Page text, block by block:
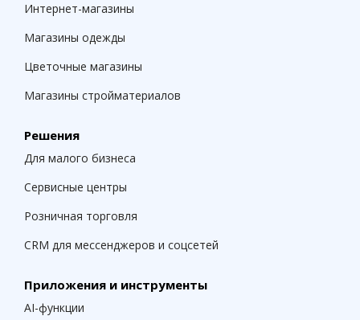
Интернет-магазины
Магазины одежды
Цветочные магазины
Магазины стройматериалов
Решения
Для малого бизнеса
Сервисные центры
Розничная торговля
CRM для мессенджеров и соцсетей
Приложения и инструменты
AI-функции